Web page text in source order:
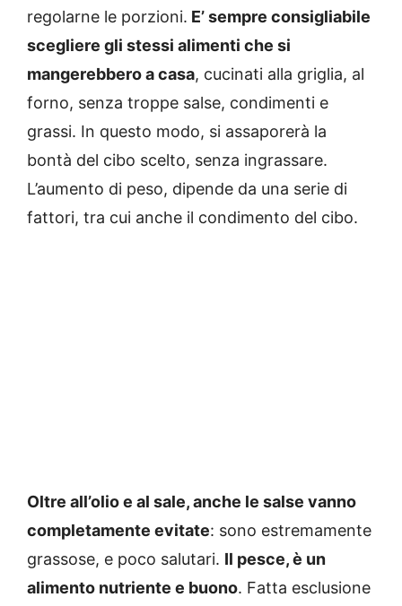
regolarne le porzioni. E’ sempre consigliabile
scegliere gli stessi alimenti che si
mangerebbero a casa, cucinati alla griglia, al
forno, senza troppe salse, condimenti e
grassi. In questo modo, si assaporerà la
bontà del cibo scelto, senza ingrassare.
L’aumento di peso, dipende da una serie di
fattori, tra cui anche il condimento del cibo.
Oltre all’olio e al sale, anche le salse vanno
completamente evitate: sono estremamente
grassose, e poco salutari. Il pesce, è un
alimento nutriente e buono. Fatta esclusione